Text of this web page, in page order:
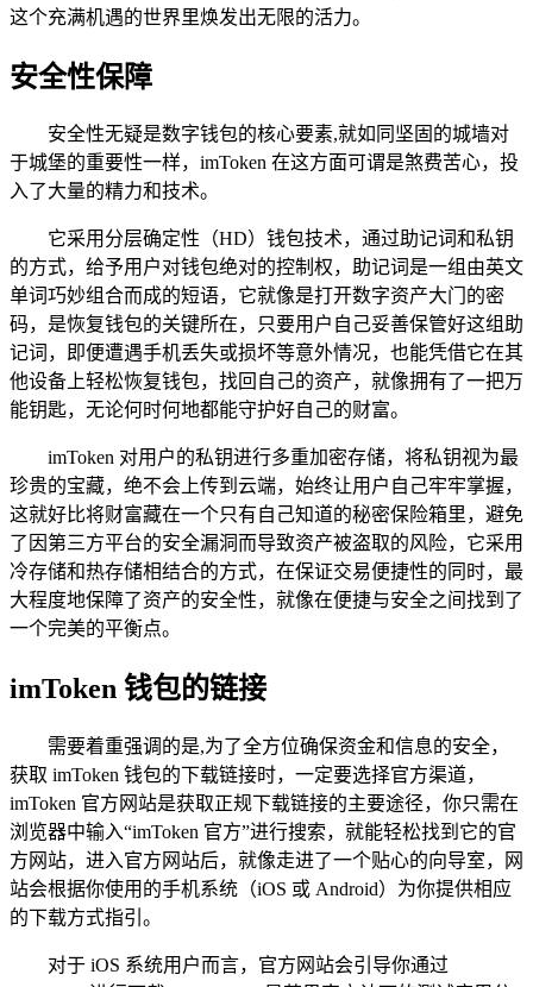
这个充满机遇的世界里焕发出无限的活力。
安全性保障
安全性无疑是数字钱包的核心要素,就如同坚固的城墙对
于城堡的重要性一样，imToken 在这方面可谓是煞费苦心，投
入了大量的精力和技术。
它采用分层确定性（HD）钱包技术，通过助记词和私钥
的方式，给予用户对钱包绝对的控制权，助记词是一组由英文
单词巧妙组合而成的短语，它就像是打开数字资产大门的密
码，是恢复钱包的关键所在，只要用户自己妥善保管好这组助
记词，即便遭遇手机丢失或损坏等意外情况，也能凭借它在其
他设备上轻松恢复钱包，找回自己的资产，就像拥有了一把万
能钥匙，无论何时何地都能守护好自己的财富。
imToken 对用户的私钥进行多重加密存储，将私钥视为最
珍贵的宝藏，绝不会上传到云端，始终让用户自己牢牢掌握，
这就好比将财富藏在一个只有自己知道的秘密保险箱里，避免
了因第三方平台的安全漏洞而导致资产被盗取的风险，它采用
冷存储和热存储相结合的方式，在保证交易便捷性的同时，最
大程度地保障了资产的安全性，就像在便捷与安全之间找到了
一个完美的平衡点。
imToken 钱包的链接
需要着重强调的是,为了全方位确保资金和信息的安全，
获取 imToken 钱包的下载链接时，一定要选择官方渠道，
imToken 官方网站是获取正规下载链接的主要途径，你只需在
浏览器中输入“imToken 官方”进行搜索，就能轻松找到它的官
方网站，进入官方网站后，就像走进了一个贴心的向导室，网
站会根据你使用的手机系统（iOS 或 Android）为你提供相应
的下载方式指引。
对于 iOS 系统用户而言，官方网站会引导你通过